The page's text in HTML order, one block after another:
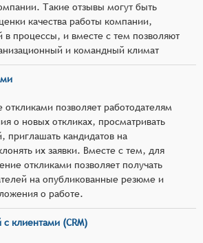
Такие отзывы могут быть
качества работы компании,
в процессы, и вместе с тем позволяют
и командный климат
позволяет работодателям
о новых откликах, просматривать
приглашать кандидатов на
их заявки. Вместе с тем, для
откликами позволяет получать
на опубликованные резюме и
о работе.
клиентами (CRM)